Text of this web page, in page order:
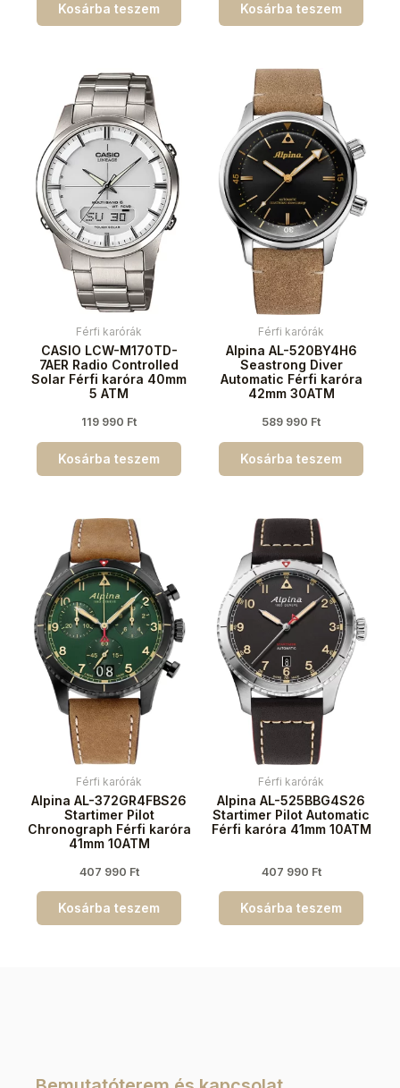
Kosárba teszem Kosárba teszem
Férfi karórák
CASIO LCW-M170TD-
7AER Radio Controlled
Solar Férfi karóra 40mm
5 ATM
119 990 Ft
Kosárba teszem
Férfi karórák
Alpina AL-520BY4H6
Seastrong Diver
Automatic Férfi karóra
42mm 30ATM
589 990 Ft
Kosárba teszem
Férfi karórák
Alpina AL-372GR4FBS26
Startimer Pilot
Chronograph Férfi karóra
41mm 10ATM
407 990 Ft
Kosárba teszem
Férfi karórák
Alpina AL-525BBG4S26
Startimer Pilot Automatic
Férfi karóra 41mm 10ATM
407 990 Ft
Kosárba teszem